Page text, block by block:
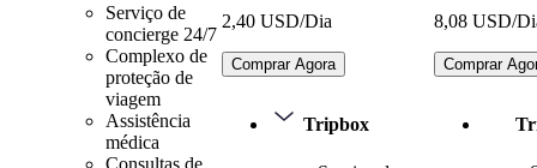
Serviço de
concierge 24/7
Complexo de
proteção de
viagem
Assistência
médica
Consultas de
2,40 USD/Dia
Comprar Agora
Tripbox
8,08 USD/
Comprar